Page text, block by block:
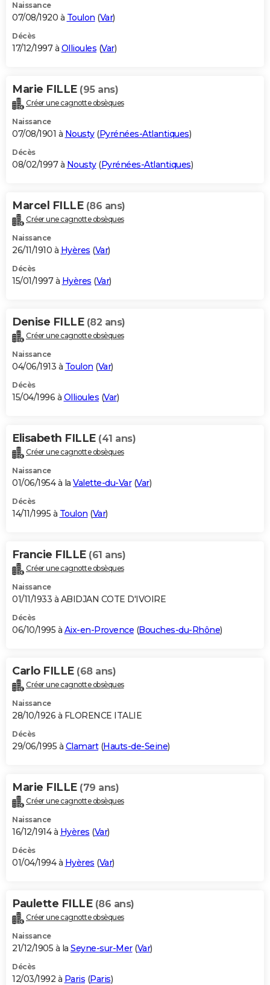
Naissance
07/08/1920 à Toulon (Var)
Décès
17/12/1997 à Ollioules (Var)
Marie FILLE (95 ans)
Créer une cagnotte obsèques
Naissance
07/08/1901 à Nousty(Pyrénées-Atlantiques)
Décès
08/02/1997 à Nousty(Pyrénées-Atlantiques)
Marcel FILLE (86 ans)
Créer une cagnotte obsèques
Naissance
26/11/1910 à Hyères (Var)
Décès
15/01/1997 à Hyères (Var)
Denise FILLE (82 ans)
Créer une cagnotte obsèques
Naissance
04/06/1913 à Toulon (Var)
Décès
15/04/1996 à Ollioules (Var)
Elisabeth FILLE (41 ans)
Créer une cagnotte obsèques
Naissance
01/06/1954 à la Valette-du-Var(Var)
Décès
14/11/1995 à Toulon (Var)
Francie FILLE (61 ans)
Créer une cagnotte obsèques
Naissance
01/11/1933 à ABIDJAN COTE D'IVOIRE
Décès
06/10/1995 à Aix-en-Provence (Bouches-du-Rhône)
Carlo FILLE (68 ans)
Créer une cagnotte obsèques
Naissance
28/10/1926 à FLORENCE ITALIE
Décès
29/06/1995 à Clamart(Hauts-de-Seine)
Marie FILLE (79 ans)
Créer une cagnotte obsèques
Naissance
16/12/1914 à Hyères (Var)
Décès
01/04/1994 à Hyères (Var)
Paulette FILLE (86 ans)
Créer une cagnotte obsèques
Naissance
21/12/1905 à la Seyne-sur-Mer(Var)
Décès
12/03/1992 à Paris (Paris)